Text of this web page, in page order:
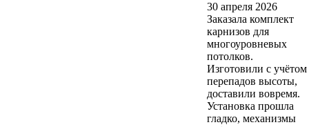
30 апреля 2026
Заказала комплект
карнизов для
многоуровневых
потолков.
Изготовили с учётом
перепадов высоты,
доставили вовремя.
Установка прошла
гладко, механизмы